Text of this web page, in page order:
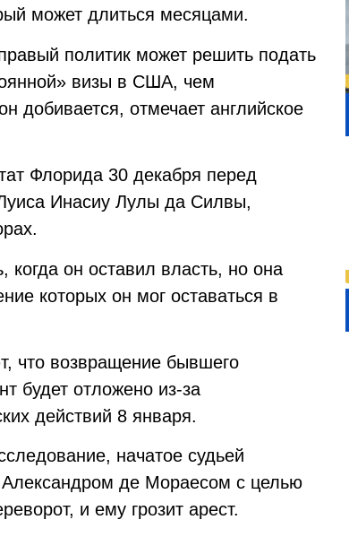
может длиться месяцами.
политик может решить подать
визы в США, чем
добивается, отмечает английское
Флорида 30 декабря перед
Инасиу Лулы да Силвы,
когда он оставил власть, но она
которых он мог оставаться в
что возвращение бывшего
будет отложено из-за
действий 8 января.
начатое судьей
Александром де Мораесом с целью
и ему грозит арест.